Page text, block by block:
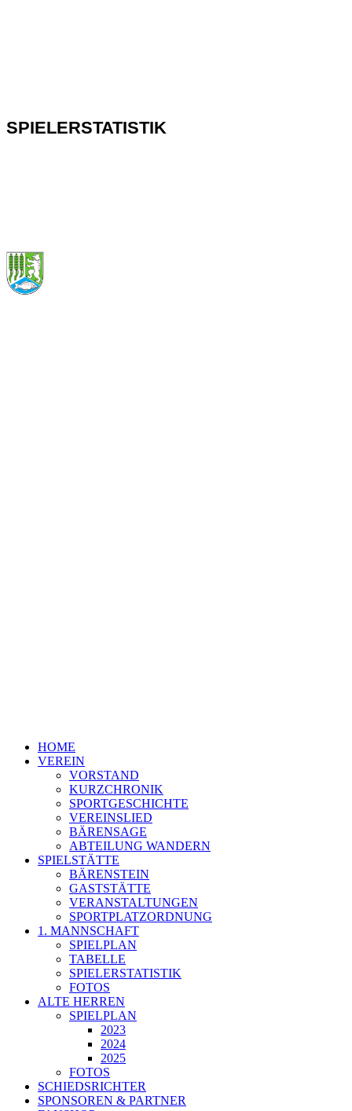
SPIELERSTATISTIK
HOME
VEREIN
VORSTAND
KURZCHRONIK
SPORTGESCHICHTE
VEREINSLIED
BÄRENSAGE
ABTEILUNG WANDERN
SPIELSTÄTTE
BÄRENSTEIN
GASTSTÄTTE
VERANSTALTUNGEN
SPORTPLATZORDNUNG
1. MANNSCHAFT
SPIELPLAN
TABELLE
SPIELERSTATISTIK
FOTOS
ALTE HERREN
SPIELPLAN
2023
2024
2025
FOTOS
SCHIEDSRICHTER
SPONSOREN & PARTNER